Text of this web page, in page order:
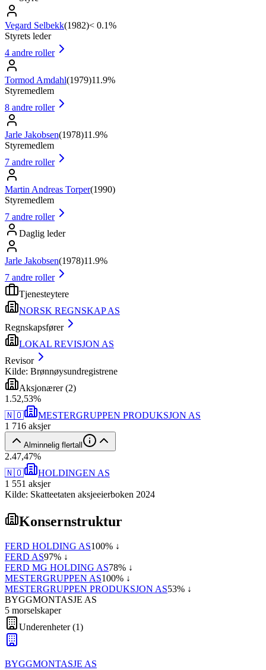
Vegard Selbekk(1982)< 0.1%
Styrets leder
4 andre roller
Tormod Amdahl(1979)11.9%
Styremedlem
8 andre roller
Jarle Jakobsen(1978)11.9%
Styremedlem
7 andre roller
Martin Andreas Torper(1990)
Styremedlem
7 andre roller
Daglig leder
Jarle Jakobsen(1978)11.9%
7 andre roller
Tjenesteytere
NORSK REGNSKAP AS
Regnskapsfører
LOKAL REVISJON AS
Revisor
Kilde: Brønnøysundregistrene
Aksjonærer(2)
1 .52,53%
🇳🇴
MESTERGRUPPEN PRODUKSJON AS
1 716 aksjer
Alminnelig flertall
2.47,47%
🇳🇴
HOLDINGEN AS
1 551 aksjer
Kilde: Skatteetaten aksjeeierboken 2024
Konsernstruktur
FERD HOLDING AS100% ↓
FERD AS97% ↓
FERD MG HOLDING AS78% ↓
MESTERGRUPPEN AS100% ↓
MESTERGRUPPEN PRODUKSJON AS53% ↓
BYGGMONTASJE AS
5 morselskaper
Underenheter(1)
BYGGMONTASJE AS